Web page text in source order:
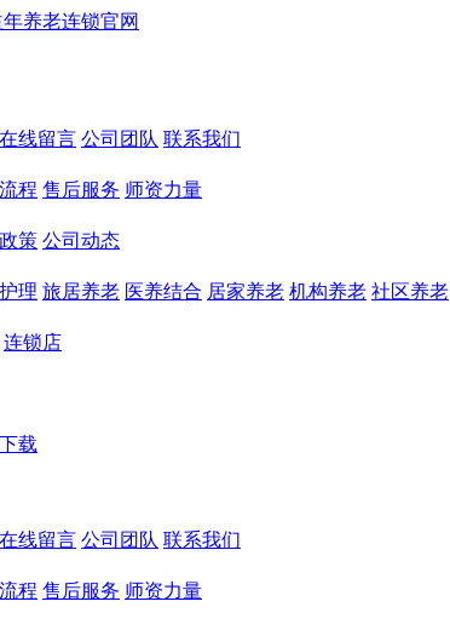
在线留言 公司团队 联系我们
程 售后服务 师资力量
策 公司动态
理 旅居养老 医养结合 居家养老 机构养老 社区养老
连锁店
载
在线留言 公司团队 联系我们
程 售后服务 师资力量